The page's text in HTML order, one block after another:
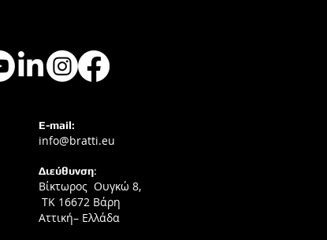
E-mail:
info@bratti.eu
Διεύθυνση:
Βίκτωρος Ουγκώ 8,
ΤΚ 16672 Βάρη
Αττική– Ελλάδα